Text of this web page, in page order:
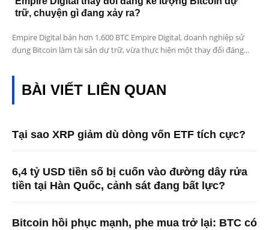
trữ, chuyện gì đang xảy ra?
Empire Digital bán hơn 1.600 BTC Empire Digital, doanh nghiệp sử
dụng Bitcoin làm tài sản dự trữ, vừa thực hiện một thay đổi đáng...
BÀI VIẾT LIÊN QUAN
Tại sao XRP giảm dù dòng vốn ETF tích cực?
6,4 tỷ USD tiền số bị cuốn vào đường dây rửa
tiền tại Hàn Quốc, cảnh sát đang bất lực?
Bitcoin hồi phục mạnh, phe mua trở lại: BTC có